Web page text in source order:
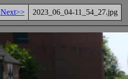
Next>> 2023_06_04-11_54_27.jpg